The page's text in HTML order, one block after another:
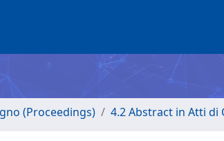
(Proceedings) 4.2 Abstract in Atti di